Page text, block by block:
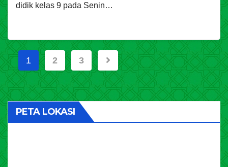
didik kelas 9 pada Senin…
Posts
pagination
1 2 3
PETA LOKASI